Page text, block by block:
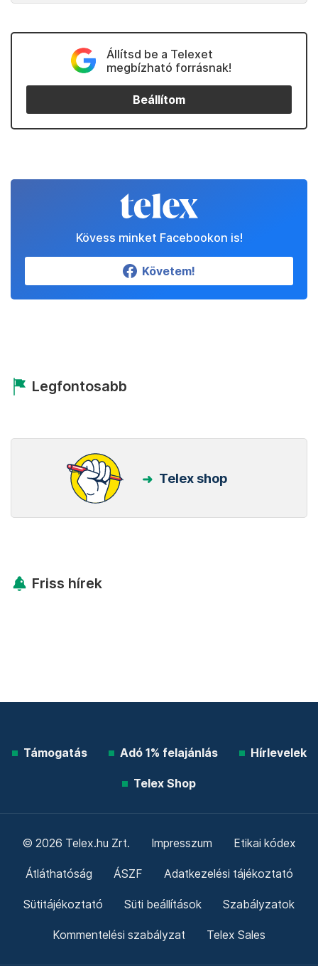
Állítsd be a Telexet
megbízható forrásnak!
Beállítom
Kövess minket Facebookon is!
Követem!
Legfontosabb
Telex shop
Friss hírek
Támogatás Adó 1% felajánlás Hírlevelek
Telex Shop
© 2026 Telex.hu Zrt. Impresszum Etikai kódex
Átláthatóság ÁSZF Adatkezelési tájékoztató
Sütitájékoztató Süti beállítások Szabályzatok
Kommentelési szabályzat Telex Sales